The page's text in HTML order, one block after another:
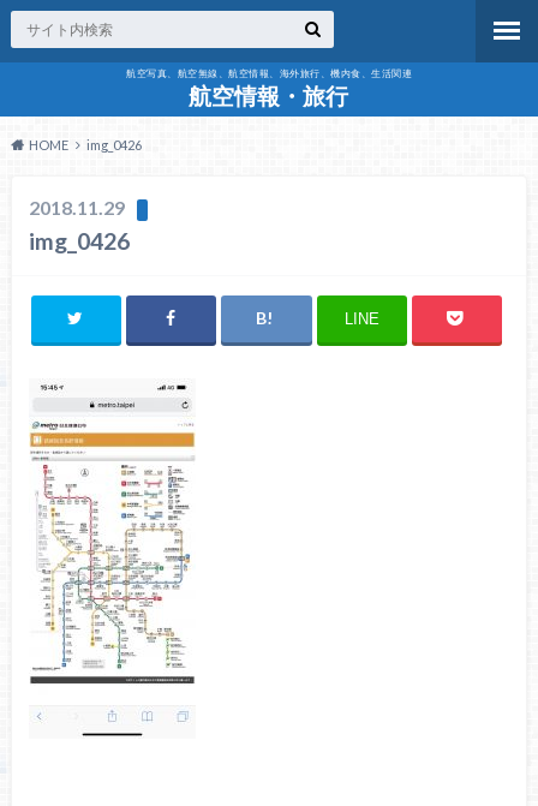
航空写真、航空無線、航空情報、海外旅行、機内食、生活関連
航空情報・旅行
HOME img_0426
2018.11.29
img_0426
LINE